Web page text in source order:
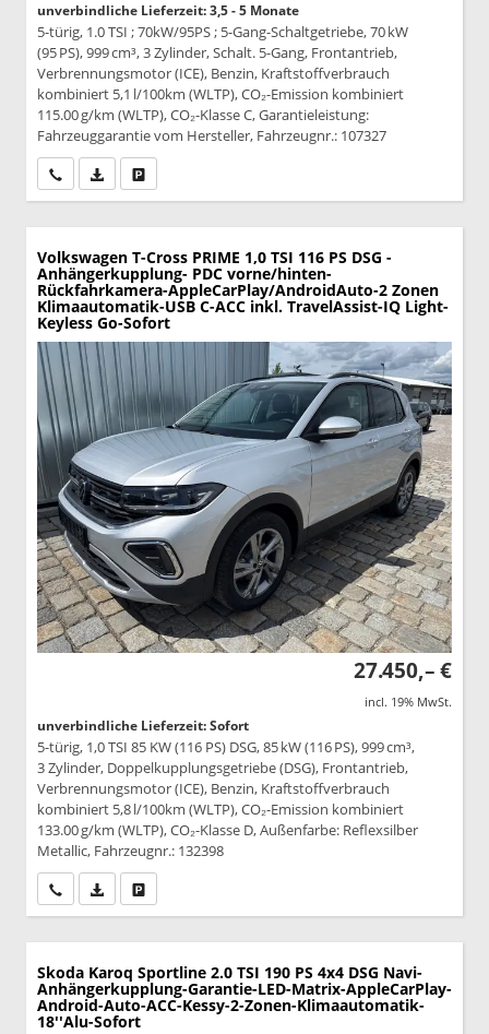
unverbindliche Lieferzeit: 3,5 - 5 Monate
5-türig, 1.0 TSI ; 70kW/95PS ; 5-Gang-Schaltgetriebe, 70 kW
(95 PS), 999 cm³, 3 Zylinder, Schalt. 5-Gang, Frontantrieb,
Verbrennungsmotor (ICE), Benzin, Kraftstoffverbrauch
kombiniert 5,1 l/100km (WLTP), CO₂-Emission kombiniert
115.00 g/km (WLTP), CO₂-Klasse C, Garantieleistung:
Fahrzeuggarantie vom Hersteller, Fahrzeugnr.: 107327
Wir rufen Sie anPDF-Datei, Fahrzeugexposé drucken
Volkswagen T-Cross PRIME 1,0 TSI 116 PS DSG -
Anhängerkupplung- PDC vorne/hinten-
Rückfahrkamera-AppleCarPlay/AndroidAuto-2 Zonen
Klimaautomatik-USB C-ACC inkl. TravelAssist-IQ Light-
Keyless Go-Sofort
27.450,– €
incl. 19% MwSt.
unverbindliche Lieferzeit: Sofort
5-türig, 1,0 TSI 85 KW (116 PS) DSG, 85 kW (116 PS), 999 cm³,
3 Zylinder, Doppelkupplungsgetriebe (DSG), Frontantrieb,
Verbrennungsmotor (ICE), Benzin, Kraftstoffverbrauch
kombiniert 5,8 l/100km (WLTP), CO₂-Emission kombiniert
133.00 g/km (WLTP), CO₂-Klasse D, Außenfarbe: Reflexsilber
Metallic, Fahrzeugnr.: 132398
Wir rufen Sie anPDF-Datei, Fahrzeugexposé drucken
Skoda Karoq Sportline 2.0 TSI 190 PS 4x4 DSG Navi-
Anhängerkupplung-Garantie-LED-Matrix-AppleCarPlay-
Android-Auto-ACC-Kessy-2-Zonen-Klimaautomatik-
18''Alu-Sofort